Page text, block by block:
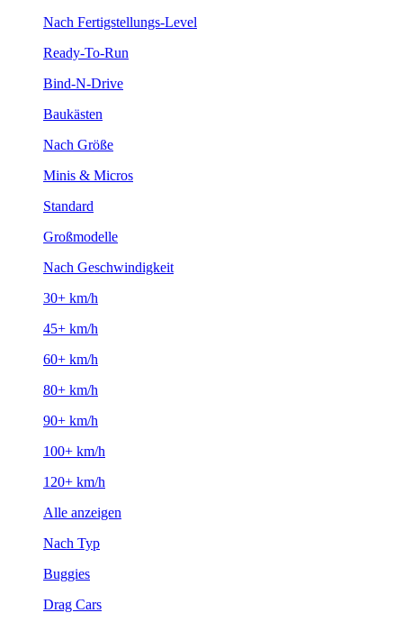
Nach Fertigstellungs-Level
Ready-To-Run
Bind-N-Drive
Baukästen
Nach Größe
Minis & Micros
Standard
Großmodelle
Nach Geschwindigkeit
30+ km/h
45+ km/h
60+ km/h
80+ km/h
90+ km/h
100+ km/h
120+ km/h
Alle anzeigen
Nach Typ
Buggies
Drag Cars